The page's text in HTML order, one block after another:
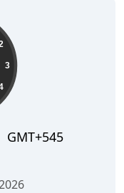
3
GMT+545